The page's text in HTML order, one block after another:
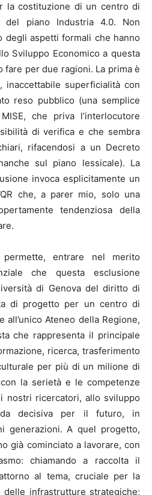
la costituzione di un centro di
del piano Industria 4.0. Non
aspetti formali che hanno
Sviluppo Economico a questa
fare per due ragioni. La prima è
inaccettabile superficialità con
reso pubblico (una semplice
che priva l’interlocutore
di verifica e che sembra
rifacendosi a un Decreto
sul piano lessicale). La
invoca esplicitamente un
che, a parer mio, solo una
tendenziosa della
entrare nel merito
che questa esclusione
di Genova del diritto di
di progetto per un centro di
all’unico Ateneo della Regione,
che rappresenta il principale
ricerca, trasferimento
per più di un milione di
la serietà e le competenze
nostri ricercatori, allo sviluppo
decisiva per il futuro, in
generazioni. A quel progetto,
già cominciato a lavorare, con
chiamando a raccolta il
al tema, cruciale per la
delle infrastrutture strategiche;